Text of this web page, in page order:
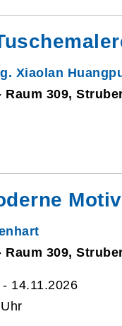
Xiaolan
309,
309,
14.11.2026